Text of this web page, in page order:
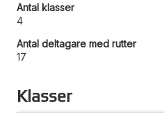
Antal klasser
4
Antal deltagare med rutter
17
Klasser